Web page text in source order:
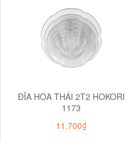
ĐĨA HOA THÁI 2T2 HOKORI
1173
11.700₫